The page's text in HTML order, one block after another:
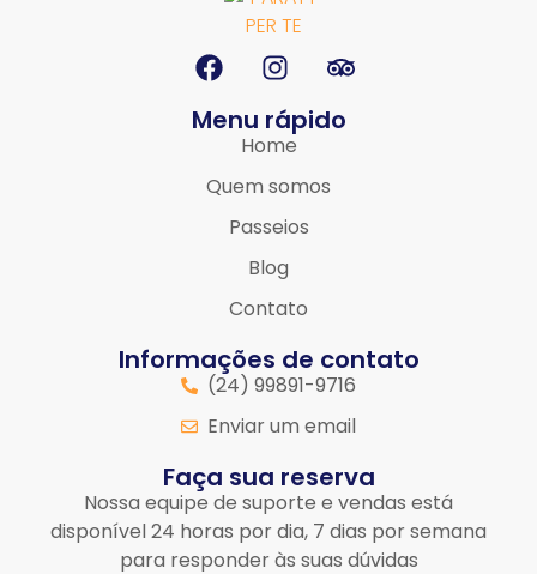
Menu rápido
Home
Quem somos
Passeios
Blog
Contato
Informações de contato
(24) 99891-9716
Enviar um email
Faça sua reserva
Nossa equipe de suporte e vendas está
disponível 24 horas por dia, 7 dias por semana
para responder às suas dúvidas